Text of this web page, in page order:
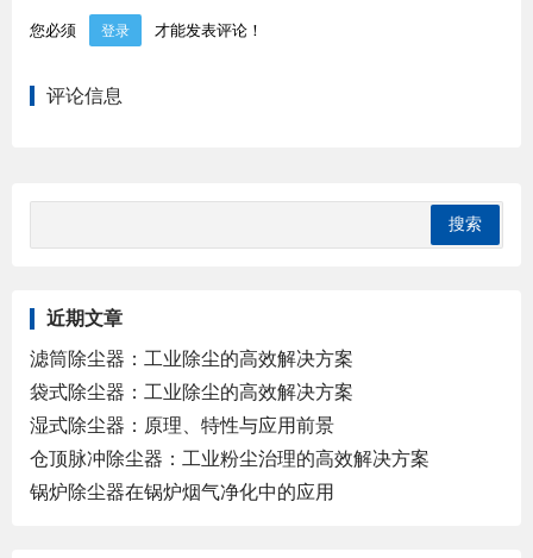
您必须 登录 才能发表评论！
评论信息
近期文章
滤筒除尘器：工业除尘的高效解决方案
袋式除尘器：工业除尘的高效解决方案
湿式除尘器：原理、特性与应用前景
仓顶脉冲除尘器：工业粉尘治理的高效解决方案
锅炉除尘器在锅炉烟气净化中的应用